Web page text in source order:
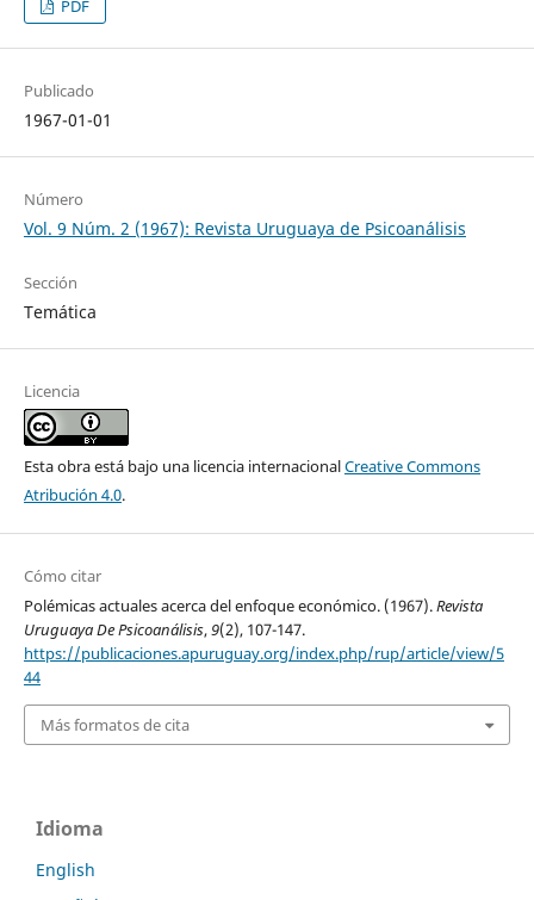
PDF
Publicado
1967-01-01
Número
Vol. 9 Núm. 2 (1967): Revista Uruguaya de Psicoanálisis
Sección
Temática
Licencia
Esta obra está bajo una licencia internacionalCreative Commons
Atribución 4.0.
Cómo citar
Polémicas actuales acerca del enfoque económico. (1967).Revista
Uruguaya De Psicoanálisis,9(2), 107-147.
https://publicaciones.apuruguay.org/index.php/rup/article/view/5
44
Más formatos de cita
Idioma
English